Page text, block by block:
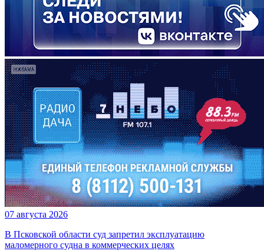
07 августа 2026
В Псковской области суд запретил эксплуатацию
маломерного судна в коммерческих целях